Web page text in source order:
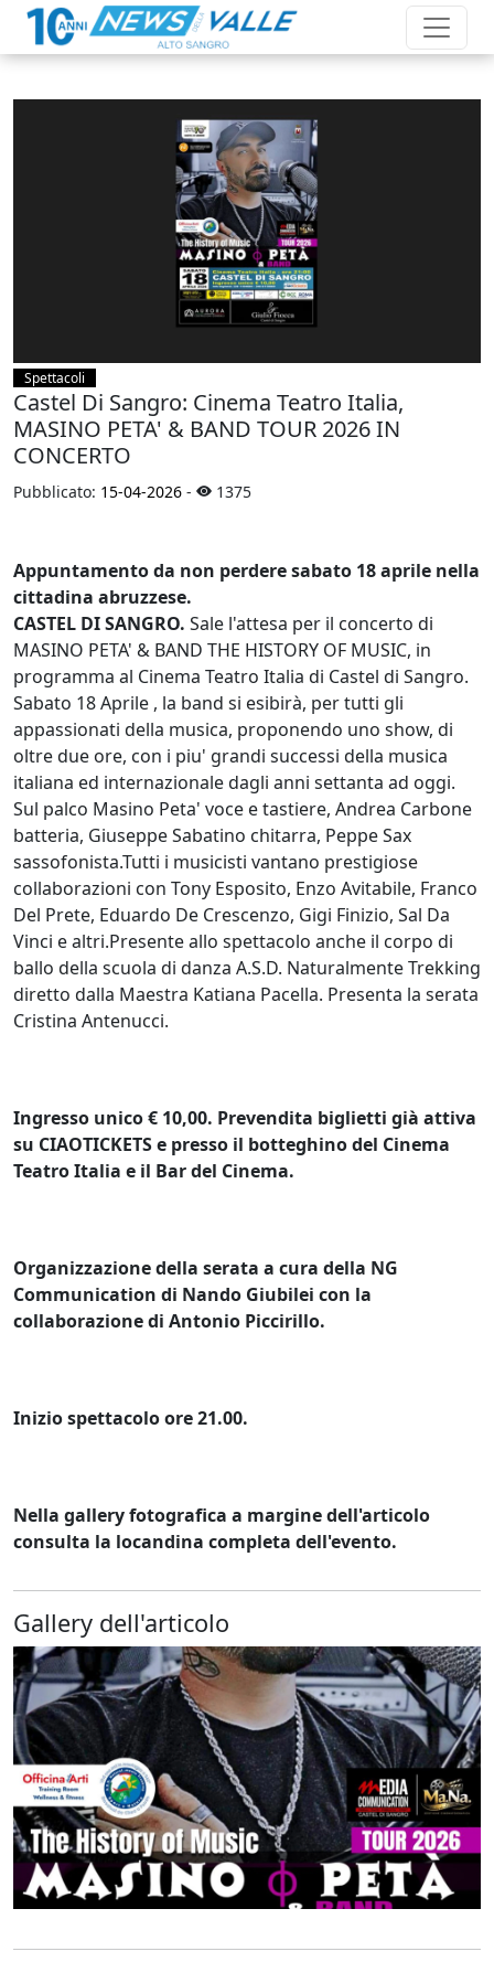
Spettacoli
Castel Di Sangro: Cinema Teatro Italia,
MASINO PETA' & BAND TOUR 2026 IN
CONCERTO
Pubblicato: 15-04-2026 - 1375
Appuntamento da non perdere sabato 18 aprile nella
cittadina abruzzese.
CASTEL DI SANGRO. Sale l'attesa per il concerto di
MASINO PETA' & BAND THE HISTORY OF MUSIC, in
programma al Cinema Teatro Italia di Castel di Sangro.
Sabato 18 Aprile , la band si esibirà, per tutti gli
appassionati della musica, proponendo uno show, di
oltre due ore, con i piu' grandi successi della musica
italiana ed internazionale dagli anni settanta ad oggi.
Sul palco Masino Peta' voce e tastiere, Andrea Carbone
batteria, Giuseppe Sabatino chitarra, Peppe Sax
sassofonista.Tutti i musicisti vantano prestigiose
collaborazioni con Tony Esposito, Enzo Avitabile, Franco
Del Prete, Eduardo De Crescenzo, Gigi Finizio, Sal Da
Vinci e altri.Presente allo spettacolo anche il corpo di
ballo della scuola di danza A.S.D. Naturalmente Trekking
diretto dalla Maestra Katiana Pacella. Presenta la serata
Cristina Antenucci.
Ingresso unico € 10,00. Prevendita biglietti già attiva
su CIAOTICKETS e presso il botteghino del Cinema
Teatro Italia e il Bar del Cinema.
Organizzazione della serata a cura della NG
Communication di Nando Giubilei con la
collaborazione di Antonio Piccirillo.
Inizio spettacolo ore 21.00.
Nella gallery fotografica a margine dell'articolo
consulta la locandina completa dell'evento.
Gallery dell'articolo